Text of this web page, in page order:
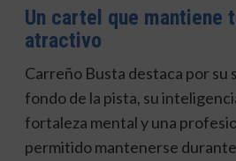
Un cartel que mantiene
atractivo
Carreño Busta destaca por su
fondo de la pista, su
fortaleza mental y una
permitido mantenerse